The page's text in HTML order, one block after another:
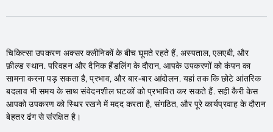
चिकित्सा उपकरण अक्सर क्लीनिकों के बीच घूमते रहते हैं, अस्पताल, एलएबी, और
फ़ील्ड स्थान. परिवहन और दैनिक हैंडलिंग के दौरान, आपके उपकरणों को कंपन का
सामना करना पड़ सकता है, प्रभाव, और बार-बार आंदोलन. यहां तक ​​कि छोटे आंतरिक
बदलाव भी समय के साथ संवेदनशील घटकों को प्रभावित कर सकते हैं. सही कैरी केस
आपको उपकरण को स्थिर रखने में मदद करता है, संगठित, और पूरे कार्यप्रवाह के दौरान
बेहतर ढंग से संरक्षित है।